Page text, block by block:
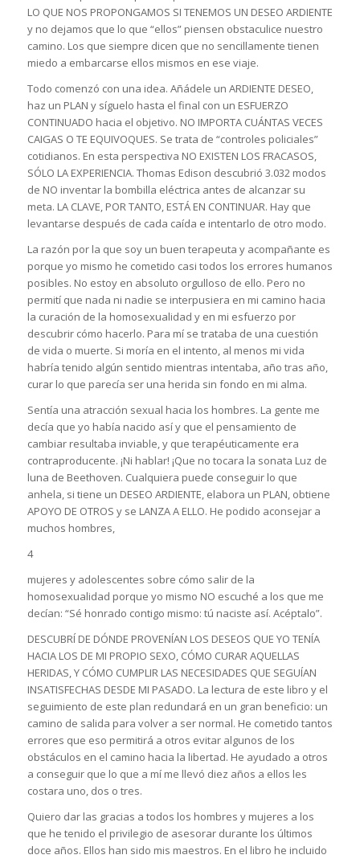
LO QUE NOS PROPONGAMOS SI TENEMOS UN DESEO ARDIENTE
y no dejamos que lo que “ellos” piensen obstaculice nuestro
camino. Los que siempre dicen que no sencillamente tienen
miedo a embarcarse ellos mismos en ese viaje.
Todo comenzó con una idea. Añádele un ARDIENTE DESEO,
haz un PLAN y síguelo hasta el final con un ESFUERZO
CONTINUADO hacia el objetivo. NO IMPORTA CUÁNTAS VECES
CAIGAS O TE EQUIVOQUES. Se trata de “controles policiales”
cotidianos. En esta perspectiva NO EXISTEN LOS FRACASOS,
SÓLO LA EXPERIENCIA. Thomas Edison descubrió 3.032 modos
de NO inventar la bombilla eléctrica antes de alcanzar su
meta. LA CLAVE, POR TANTO, ESTÁ EN CONTINUAR. Hay que
levantarse después de cada caída e intentarlo de otro modo.
La razón por la que soy un buen terapeuta y acompañante es
porque yo mismo he cometido casi todos los errores humanos
posibles. No estoy en absoluto orgulloso de ello. Pero no
permití que nada ni nadie se interpusiera en mi camino hacia
la curación de la homosexualidad y en mi esfuerzo por
descubrir cómo hacerlo. Para mí se trataba de una cuestión
de vida o muerte. Si moría en el intento, al menos mi vida
habría tenido algún sentido mientras intentaba, año tras año,
curar lo que parecía ser una herida sin fondo en mi alma.
Sentía una atracción sexual hacia los hombres. La gente me
decía que yo había nacido así y que el pensamiento de
cambiar resultaba inviable, y que terapéuticamente era
contraproducente. ¡Ni hablar! ¡Que no tocara la sonata Luz de
luna de Beethoven. Cualquiera puede conseguir lo que
anhela, si tiene un DESEO ARDIENTE, elabora un PLAN, obtiene
APOYO DE OTROS y se LANZA A ELLO. He podido aconsejar a
muchos hombres,
4
mujeres y adolescentes sobre cómo salir de la
homosexualidad porque yo mismo NO escuché a los que me
decían: “Sé honrado contigo mismo: tú naciste así. Acéptalo”.
DESCUBRÍ DE DÓNDE PROVENÍAN LOS DESEOS QUE YO TENÍA
HACIA LOS DE MI PROPIO SEXO, CÓMO CURAR AQUELLAS
HERIDAS, Y CÓMO CUMPLIR LAS NECESIDADES QUE SEGUÍAN
INSATISFECHAS DESDE MI PASADO. La lectura de este libro y el
seguimiento de este plan redundará en un gran beneficio: un
camino de salida para volver a ser normal. He cometido tantos
errores que eso permitirá a otros evitar algunos de los
obstáculos en el camino hacia la libertad. He ayudado a otros
a conseguir que lo que a mí me llevó diez años a ellos les
costara uno, dos o tres.
Quiero dar las gracias a todos los hombres y mujeres a los
que he tenido el privilegio de asesorar durante los últimos
doce años. Ellos han sido mis maestros. En el libro he incluido